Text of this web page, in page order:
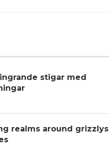
stigar med
realms around grizzlys